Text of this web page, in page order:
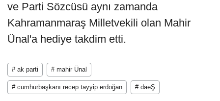
ve Parti Sözcüsü aynı zamanda
Kahramanmaraş Milletvekili olan Mahir
Ünal'a hediye takdim etti.
# ak parti # mahir Ünal
# cumhurbaşkanı recep tayyip erdoğan # daeŞ